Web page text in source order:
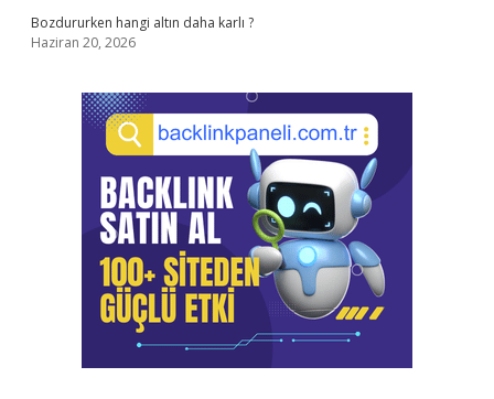
Bozdururken hangi altın daha karlı ?
Haziran 20, 2026